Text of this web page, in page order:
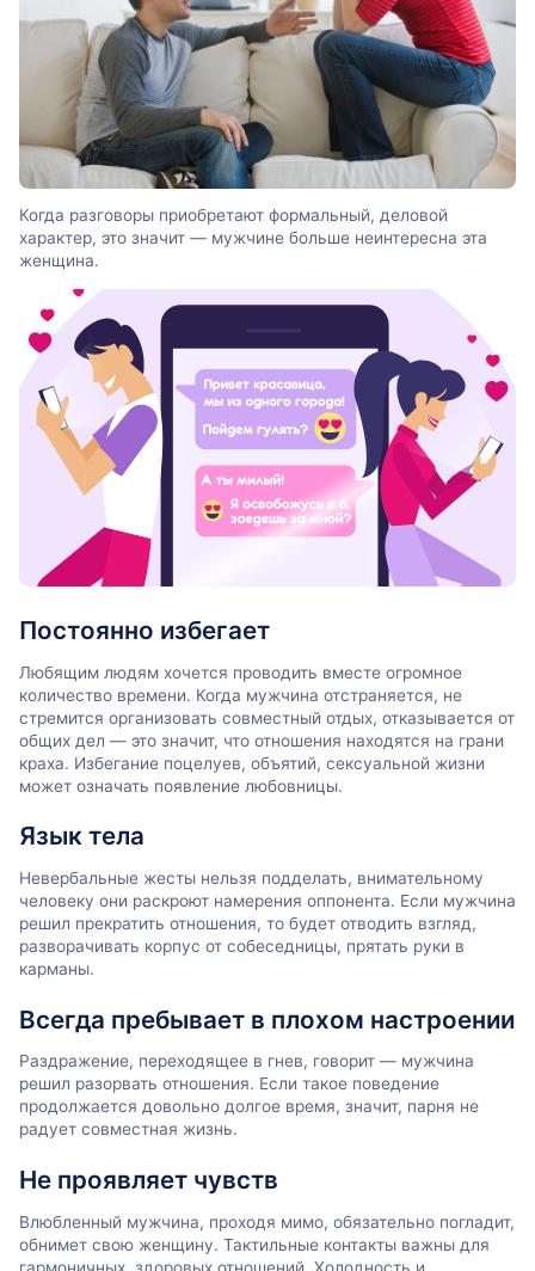
Когда разговоры приобретают формальный, деловой
характер, это значит — мужчине больше неинтересна эта
женщина.
Постоянно избегает
Любящим людям хочется проводить вместе огромное
количество времени. Когда мужчина отстраняется, не
стремится организовать совместный отдых, отказывается от
общих дел — это значит, что отношения находятся на грани
краха. Избегание поцелуев, объятий, сексуальной жизни
может означать появление любовницы.
Язык тела
Невербальные жесты нельзя подделать, внимательному
человеку они раскроют намерения оппонента. Если мужчина
решил прекратить отношения, то будет отводить взгляд,
разворачивать корпус от собеседницы, прятать руки в
карманы.
Всегда пребывает в плохом настроении
Раздражение, переходящее в гнев, говорит — мужчина
решил разорвать отношения. Если такое поведение
продолжается довольно долгое время, значит, парня не
радует совместная жизнь.
Не проявляет чувств
Влюбленный мужчина, проходя мимо, обязательно погладит,
обнимет свою женщину. Тактильные контакты важны для
гармоничных, здоровых отношений. Холодность и